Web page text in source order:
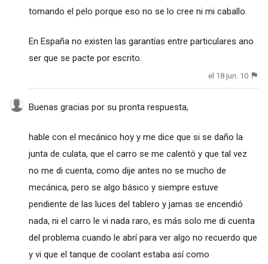
tomando el pelo porque eso no se lo cree ni mi caballo.
En España no existen las garantías entre particulares ano
ser que se pacte por escrito.
el 18 jun. 10
Buenas gracias por su pronta respuesta,
hable con el mecánico hoy y me dice que si se daño la
junta de culata, que el carro se me calentó y que tal vez
no me di cuenta, como dije antes no se mucho de
mecánica, pero se algo básico y siempre estuve
pendiente de las luces del tablero y jamas se encendió
nada, ni el carro le vi nada raro, es más solo me di cuenta
del problema cuando le abrí para ver algo no recuerdo que
y vi que el tanque de coolant estaba así como